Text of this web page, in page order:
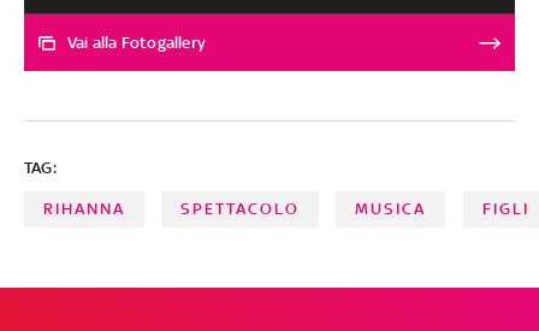
mostrare ai fan e ai media un lato inedito di sé che
spesso si esprime anche attraverso gli abiti, non sempre
quelle che partoriranno in questa stagione a cura di
Vai alla Fotogallery
TAG:
RIHANNA SPETTACOLO MUSICA FIGLI